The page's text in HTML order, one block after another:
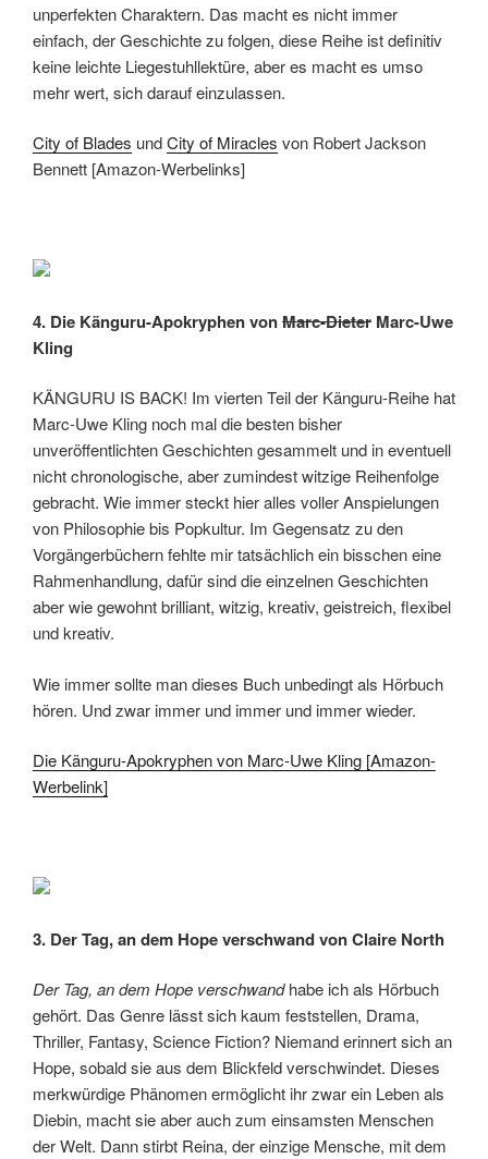
unperfekten Charaktern. Das macht es nicht immer
einfach, der Geschichte zu folgen, diese Reihe ist definitiv
keine leichte Liegestuhllektüre, aber es macht es umso
mehr wert, sich darauf einzulassen.
City of Blades undCity of Miracles von Robert Jackson
Bennett [Amazon-Werbelinks]
4. Die Känguru-Apokryphen vonMarc-Dieter Marc-Uwe
Kling
KÄNGURU IS BACK! Im vierten Teil der Känguru-Reihe hat
Marc-Uwe Kling noch mal die besten bisher
unveröffentlichten Geschichten gesammelt und in eventuell
nicht chronologische, aber zumindest witzige Reihenfolge
gebracht. Wie immer steckt hier alles voller Anspielungen
von Philosophie bis Popkultur. Im Gegensatz zu den
Vorgängerbüchern fehlte mir tatsächlich ein bisschen eine
Rahmenhandlung, dafür sind die einzelnen Geschichten
aber wie gewohnt brilliant, witzig, kreativ, geistreich, flexibel
und kreativ.
Wie immer sollte man dieses Buch unbedingt als Hörbuch
hören. Und zwar immer und immer und immer wieder.
Die Känguru-Apokryphen von Marc-Uwe Kling [Amazon-
Werbelink]
3. Der Tag, an dem Hope verschwand von Claire North
Der Tag, an dem Hope verschwandhabe ich als Hörbuch
gehört. Das Genre lässt sich kaum feststellen, Drama,
Thriller, Fantasy, Science Fiction? Niemand erinnert sich an
Hope, sobald sie aus dem Blickfeld verschwindet. Dieses
merkwürdige Phänomen ermöglicht ihr zwar ein Leben als
Diebin, macht sie aber auch zum einsamsten Menschen
der Welt. Dann stirbt Reina, der einzige Mensche, mit dem